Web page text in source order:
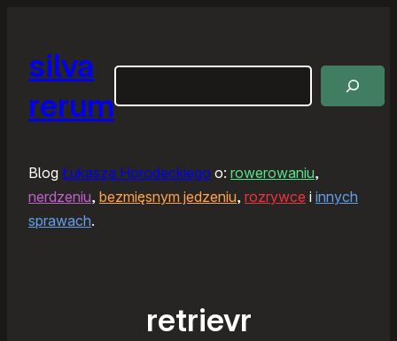
silva
rerum
Blog Łukasza Horodeckiego o: rowerowaniu,
nerdzeniu, bezmięsnym jedzeniu, rozrywce i innych
sprawach.
retrievr